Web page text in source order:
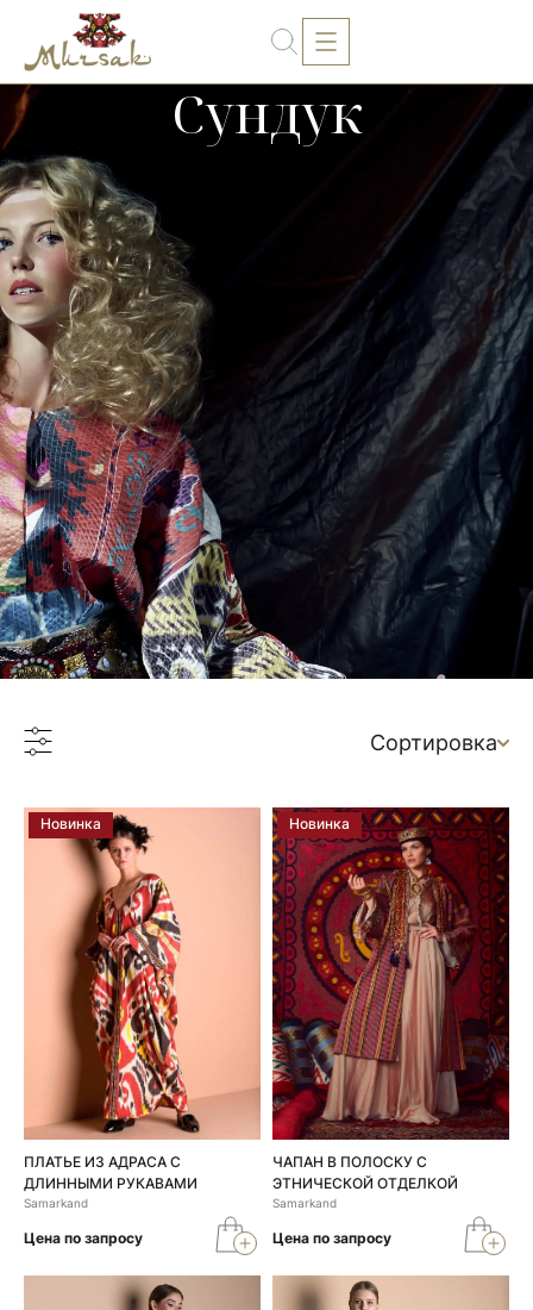
Сундук
Сортировка
Новинка
ПЛАТЬЕ ИЗ АДРАСА С
ДЛИННЫМИ РУКАВАМИ
Samarkand
Цена по запросу
Новинка
ЧАПАН В ПОЛОСКУ С
ЭТНИЧЕСКОЙ ОТДЕЛКОЙ
Samarkand
Цена по запросу